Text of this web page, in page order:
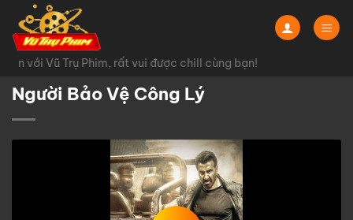
Chuyển
đến
nội
dungvới Vũ Trụ Phim, rất vui được chill cùng bạn!
Người Bảo Vệ Công Lý